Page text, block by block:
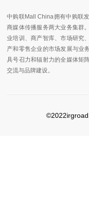
中购联Mall China拥有中购联
商媒体传播服务两大业务集群
业培训、商产智库、市场研究
产和零售企业的市场发展与业
具号召力和辐射力的全媒体矩
交流与品牌建设。